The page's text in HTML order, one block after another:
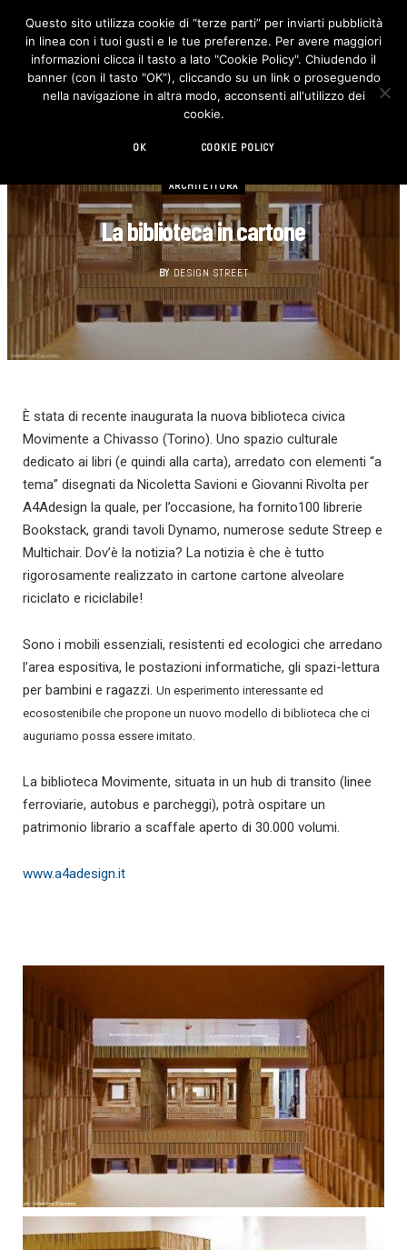
F
c
e
b
o
I
n
s
t
ARCHITETTURA
La biblioteca in cartone
BY DESIGN STREET
È stata di recente inaugurata la nuova biblioteca civica
Movimente a Chivasso (Torino). Uno spazio culturale
dedicato ai libri (e quindi alla carta), arredato con elementi “a
tema” disegnati da Nicoletta Savioni e Giovanni Rivolta per
A4Adesign la quale, per l’occasione, ha fornito100 librerie
Bookstack, grandi tavoli Dynamo, numerose sedute Streep e
Multichair. Dov’è la notizia? La notizia è che è tutto
rigorosamente realizzato in cartone cartone alveolare
riciclato e riciclabile!
Sono i mobili essenziali, resistenti ed ecologici che arredano
l’area espositiva, le postazioni informatiche, gli spazi-lettura
per bambini e ragazzi. Un esperimento interessante ed
ecosostenibile che propone un nuovo modello di biblioteca che ci
auguriamo possa essere imitato.
La biblioteca Movimente, situata in un hub di transito (linee
ferroviarie, autobus e parcheggi), potrà ospitare un
patrimonio librario a scaffale aperto di 30.000 volumi.
www.a4adesign.it
Questo sito utilizza cookie di “terze parti” per inviarti pubblicità
in linea con i tuoi gusti e le tue preferenze. Per avere maggiori
informazioni clicca il tasto a lato "Cookie Policy". Chiudendo il
banner (con il tasto "OK"), cliccando su un link o proseguendo
nella navigazione in altra modo, acconsenti all'utilizzo dei
cookie.
OK COOKIE POLICY